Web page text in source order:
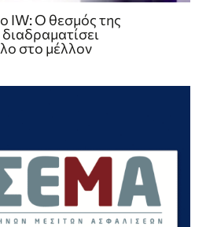
O θεσμός της
στο μέλλον